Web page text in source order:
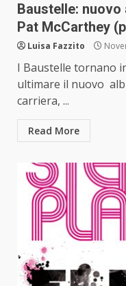
Baustelle: nuovo
Pat McCarthey
Luisa Fazzito
I Baustelle tornano
ultimare il nuovo
carriera, ...
Read More